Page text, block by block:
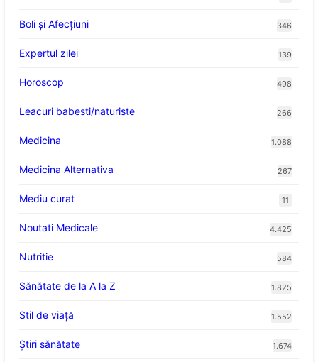
Boli și Afecțiuni 346
Expertul zilei 139
Horoscop 498
Leacuri babesti/naturiste 266
Medicina 1.088
Medicina Alternativa 267
Mediu curat 11
Noutati Medicale 4.425
Nutritie 584
Sănătate de la A la Z 1.825
Stil de viaţă 1.552
Ştiri sănătate 1.674